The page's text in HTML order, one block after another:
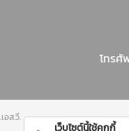
โทรศั
อส.วี.
เว็บไซต์นี้ใช้คุกกี้